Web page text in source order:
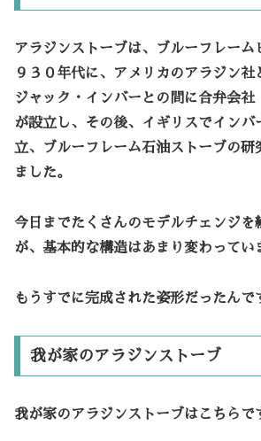
アラジンストーブは、ブルーフレーム
９３０年代に、アメリカのアラジン
ジャック・インバーとの間に合弁会社
が設立し、その後、イギリスでインバ
立、ブルーフレーム石油ストーブの研
ました。
今日までたくさんのモデルチェンジを
が、基本的な構造はあまり変わってい
もうすでに完成された姿形だったんで
我が家のアラジンストーブ
我が家のアラジンストーブはこちらで